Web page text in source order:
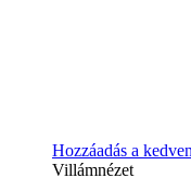
Hozzáadás a
Villámnézet